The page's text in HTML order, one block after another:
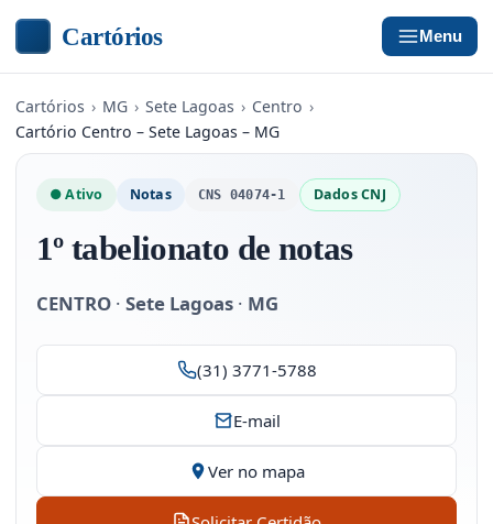
Cartórios Menu
Cartórios › MG › Sete Lagoas › Centro ›
Cartório Centro – Sete Lagoas – MG
● Ativo Notas CNS 04074-1 Dados CNJ
1º tabelionato de notas
CENTRO · Sete Lagoas · MG
(31) 3771-5788
E-mail
Ver no mapa